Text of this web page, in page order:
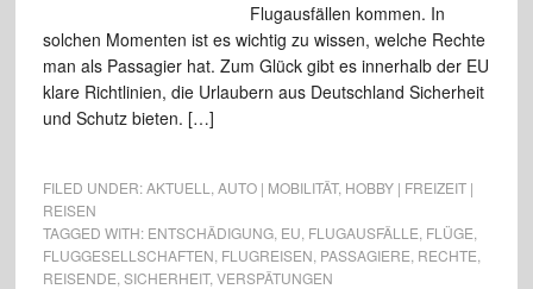
Flugausfällen kommen. In
solchen Momenten ist es wichtig zu wissen, welche Rechte
man als Passagier hat. Zum Glück gibt es innerhalb der EU
klare Richtlinien, die Urlaubern aus Deutschland Sicherheit
und Schutz bieten. […]
FILED UNDER:AKTUELL AUTO | MOBILITÄT, HOBBY | FREIZEIT |
REISEN
TAGGED WITH: ENTSCHÄDIGUNG, EU FLUGAUSFÄLLE FLÜGE
FLUGGESELLSCHAFTEN FLUGREISEN PASSAGIERE RECHTE
REISENDE SICHERHEIT, VERSPÄTUNGEN